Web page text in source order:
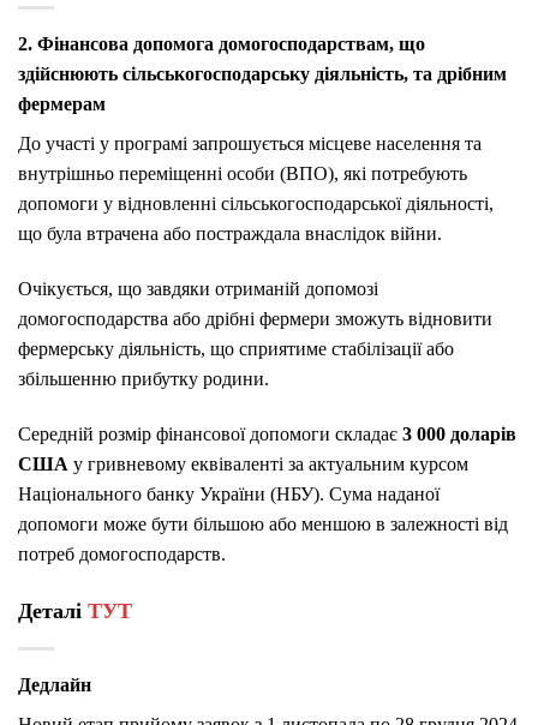
2. Фінансова допомога домогосподарствам, що
здійснюють сільськогосподарську діяльність, та дрібним
фермерам
До участі у програмі запрошується місцеве населення та
внутрішньо переміщенні особи (ВПО), які потребують
допомоги у відновленні cільськогосподарської діяльності,
що була втрачена або постраждала внаслідок війни.
Очікується, що завдяки отриманій допомозі
домогосподарства або дрібні фермери зможуть відновити
фермерську діяльність, що сприятиме стабілізації або
збільшенню прибутку родини.
Середній розмір фінансової допомоги складає 3 000 доларів
США у гривневому еквіваленті за актуальним курсом
Національного банку України (НБУ). Сума наданої
допомоги може бути більшою або меншою в залежності від
потреб домогосподарств.
Деталі ТУТ
Дедлайн